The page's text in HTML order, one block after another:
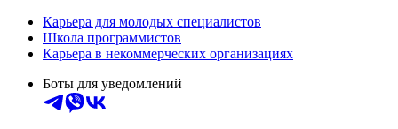
Карьера для молодых специалистов
Школа программистов
Карьера в некоммерческих организациях
Боты для уведомлений